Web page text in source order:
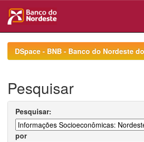
navigationDSpace - BNB - Banco do Nordeste
Pesquisar
Pesquisar:
por